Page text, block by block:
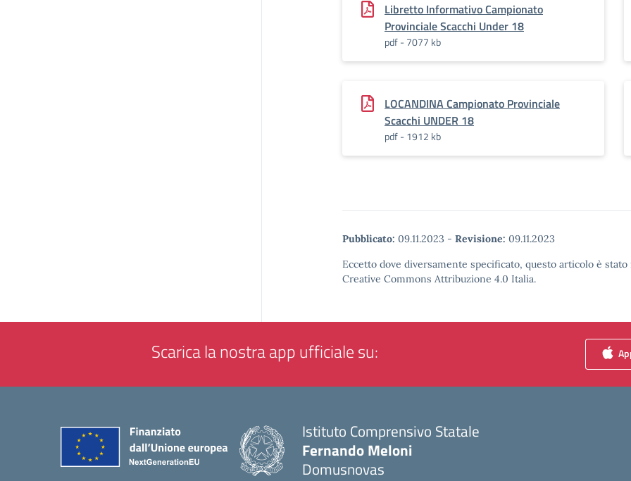
Libretto Informativo Campionato
Provinciale Scacchi Under 18
pdf - 7077 kb
LOCANDINA Campionato Provinciale
Scacchi UNDER 18
pdf - 1912 kb
Pubblicato: 09.11.2023 - Revisione: 09.11.2023
Eccetto dove diversamente specificato, questo articolo è
Creative Commons Attribuzione 4.0 Italia.
Scarica la nostra app ufficiale su:
Istituto Comprensivo Statale
Fernando Meloni
Domusnovas